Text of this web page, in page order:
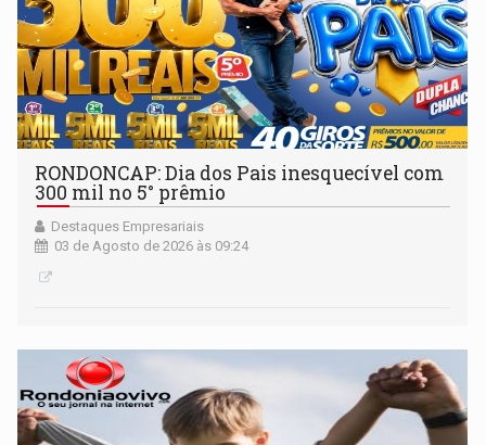
RONDONCAP: Dia dos Pais inesquecível com
300 mil no 5° prêmio
Destaques Empresariais
03 de Agosto de 2026 às 09:24